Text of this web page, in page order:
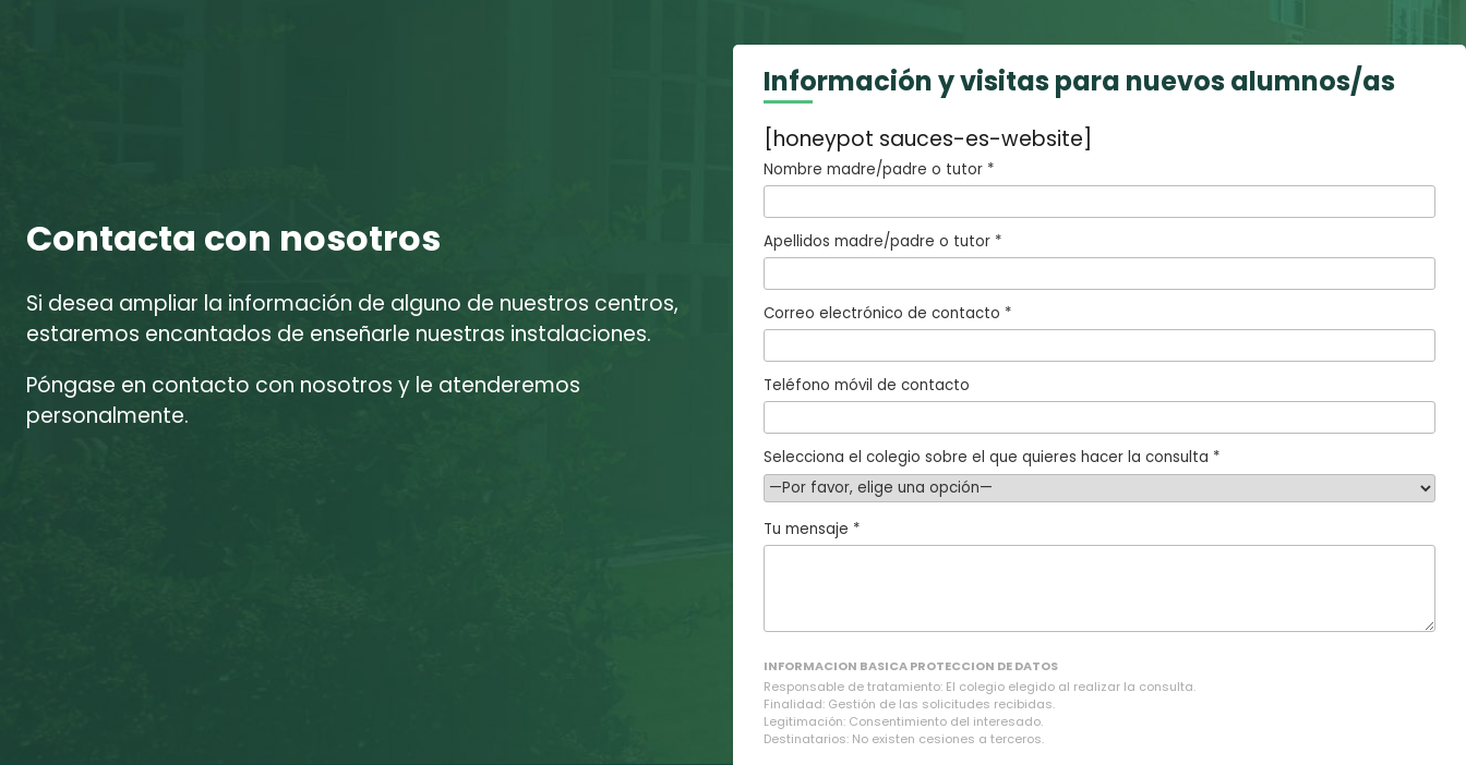
Contacta con nosotros
Si desea ampliar la información de alguno de nuestros centros,
estaremos encantados de enseñarle nuestras instalaciones.
Póngase en contacto con nosotros y le atenderemos
personalmente.
Información y visitas para nuevos alumnos/as
[honeypot sauces-es-website]
Nombre madre/padre o tutor *
Apellidos madre/padre o tutor *
Correo electrónico de contacto *
Teléfono móvil de contacto
Selecciona el colegio sobre el que quieres hacer la consulta *
Tu mensaje *
INFORMACION BASICA PROTECCION DE DATOS
Responsable de tratamiento: El colegio elegido al realizar la consulta.
Finalidad: Gestión de las solicitudes recibidas.
Legitimación: Consentimiento del interesado.
Destinatarios: No existen cesiones a terceros.